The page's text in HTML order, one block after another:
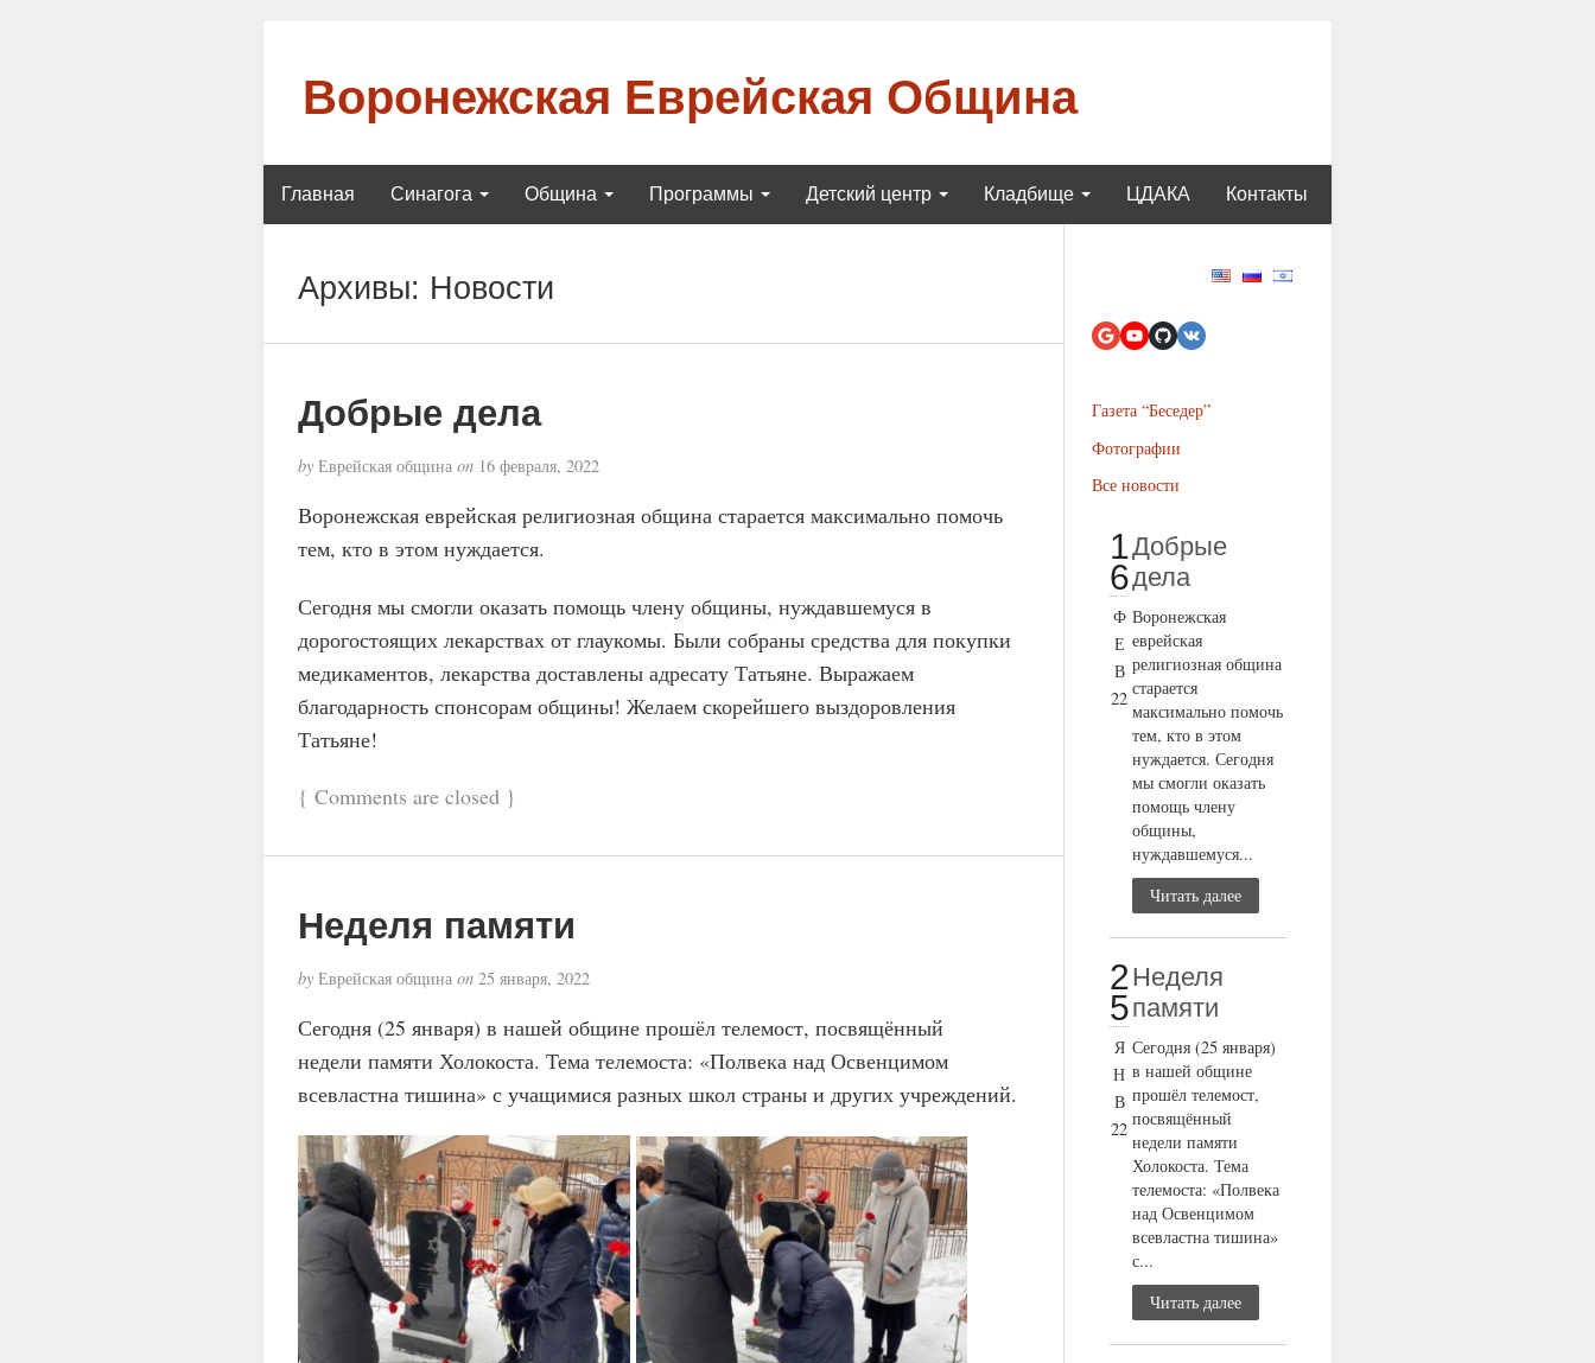
Воронежская Еврейская Община
Главная Синагога Община Программы Детский центр Кладбище ЦДАКА Контакты
Архивы: Новости
Добрые дела
byЕврейская община on16 февраля, 2022
Воронежская еврейская религиозная община старается максимально помочь
тем, кто в этом нуждается.
Сегодня мы смогли оказать помощь члену общины, нуждавшемуся в
дорогостоящих лекарствах от глаукомы. Были собраны средства для покупки
медикаментов, лекарства доставлены адресату Татьяне. Выражаем
благодарность спонсорам общины! Желаем скорейшего выздоровления
Татьяне!
{ Comments are closed}
Неделя памяти
byЕврейская община on25 января, 2022
Сегодня (25 января) в нашей общине прошёл телемост, посвящённый
недели памяти Холокоста. Тема телемоста: «Полвека над Освенцимом
всевластна тишина» с учащимися разных школ страны и других учреждений.
Газета “Беседер”
Фотографии
Все новости
1
6
Ф
Е
В
22
Добрые
дела
Воронежская
еврейская
религиозная община
старается
максимально помочь
тем, кто в этом
нуждается. Сегодня
мы смогли оказать
помощь члену
общины,
нуждавшемуся...
Читать далее
2
5
Я
Н
В
22
Неделя
памяти
Сегодня (25 января)
в нашей общине
прошёл телемост,
посвящённый
недели памяти
Холокоста. Тема
телемоста: «Полвека
над Освенцимом
всевластна тишина»
с...
Читать далее